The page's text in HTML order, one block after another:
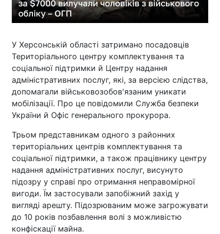
У Херсонській області затримано посадовців
Територіального центру комплектування та
соціальної підтримки й Центру надання
адміністративних послуг, які, за версією слідства,
допомагали військовозобов'язаним уникати
мобілізації. Про це повідомили Служба безпеки
України й Офіс генерального прокурора.
Трьом представникам одного з районних
територіальних центрів комплектування та
соціальної підтримки, а також працівнику центру
надання адміністративних послуг, висунуто
підозру у справі про отримання неправомірної
вигоди. Їм застосували запобіжний захід у
вигляді арешту. Підозрюваним може загрожувати
до 10 років позбавлення волі з можливістю
конфіскації майна.